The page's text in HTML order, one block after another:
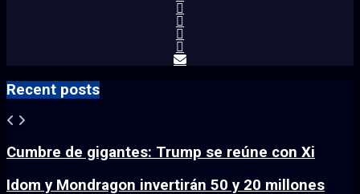
Recent posts
Cumbre de gigantes: Trump se reúne con Xi
Idom y Mondragon invertirán 50 y 20 millones